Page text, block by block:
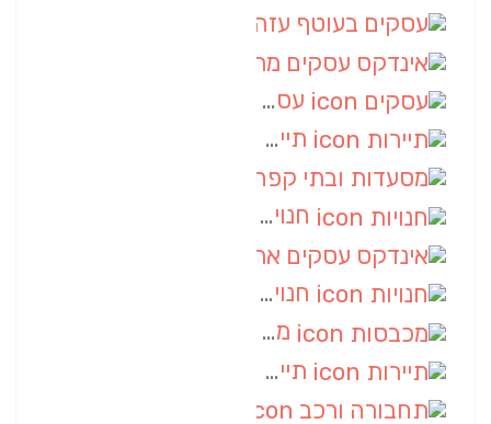
עסקים
תיירות
חנויות
חנויות
מכבסות
תיירות